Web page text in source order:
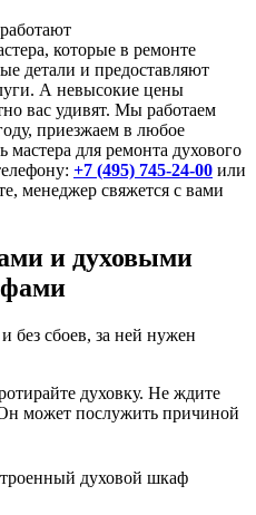
которые в ремонте
детали и предоставляют
А невысокие цены
вас удивят. Мы работаем
приезжаем в любое
мастера для ремонта духового
+7 (495) 745-24-00 или
менеджер свяжется с вами
и духовыми
без сбоев, за ней нужен
духовку. Не ждите
может послужить причиной